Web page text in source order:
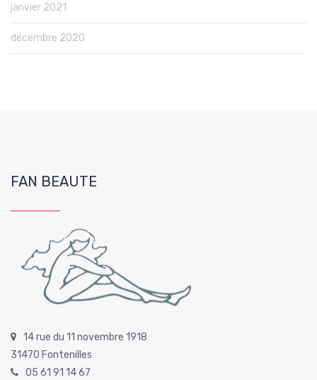
janvier 2021
décembre 2020
FAN BEAUTE
14 rue du 11 novembre 1918
31470 Fontenilles
05 61 91 14 67